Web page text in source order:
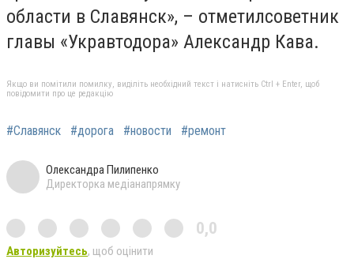
области в Славянск», – отметилсоветник
главы «Укравтодора» Александр Кава.
Якщо ви помітили помилку, виділіть необхідний текст і натисніть Ctrl + Enter, щоб
повідомити про це редакцію
#Славянск #дорога #новости #ремонт
Олександра Пилипенко
Директорка медіанапрямку
0,0
Авторизуйтесь, щоб оцінити